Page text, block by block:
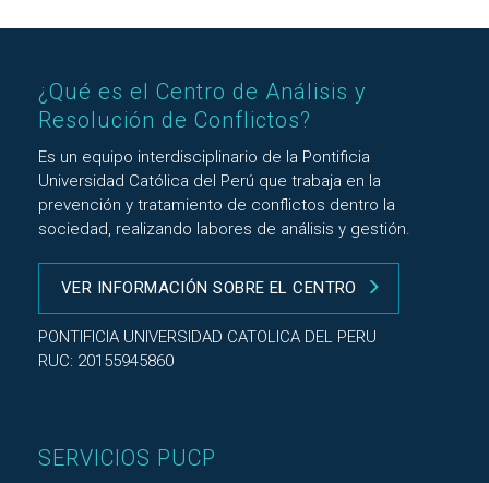
¿Qué es el Centro de Análisis y
Resolución de Conflictos?
Es un equipo interdisciplinario de la Pontificia
Universidad Católica del Perú que trabaja en la
prevención y tratamiento de conflictos dentro la
sociedad, realizando labores de análisis y gestión.
VER INFORMACIÓN SOBRE EL CENTRO
PONTIFICIA UNIVERSIDAD CATOLICA DEL PERU
RUC: 20155945860
SERVICIOS PUCP